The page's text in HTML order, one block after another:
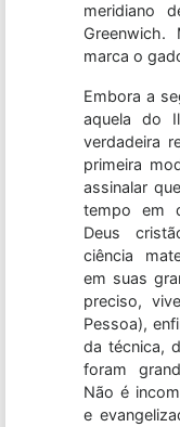
meridiano
marca o
Embora a
aquela do
verdadeira
primeira
assinalar
tempo em
Deus
ciência
em suas
preciso,
Pessoa),
da técnica,
foram
Não é
e